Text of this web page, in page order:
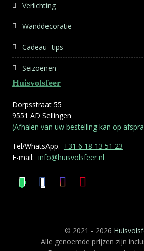
Verlichting
Wanddecoratie
Cadeau- tips
Seizoenen
Huisvolsfeer
Dorpsstraat 55
9551 AD Sellingen
(Afhalen van uw bestelling kan op
Tel/WhatsApp. +31 6 18 13 51 23
E-mail: info@huisvolsfeer.nl
© 2021 - 2026
Alle genoemde prijzen zijn